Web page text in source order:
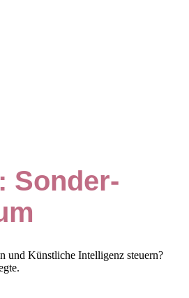
Sonder-
und Künstliche Intelligenz steuern?